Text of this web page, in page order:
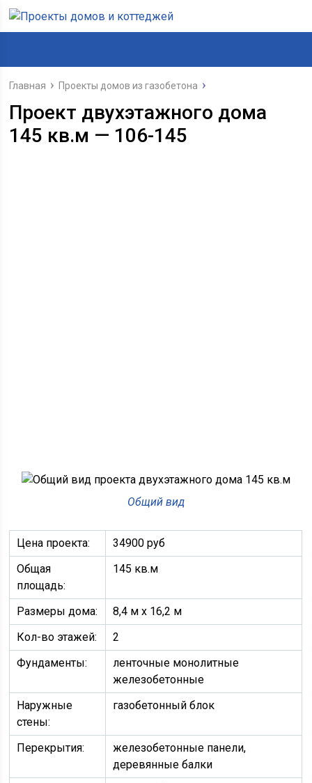
Главная Проекты домов из газобетона
Проект двухэтажного дома
145 кв.м — 106-145
Общий вид
Цена проекта:
34900 руб
Общая
площадь:
145 кв.м
Размеры дома:
8,4 м х 16,2 м
Кол-во этажей:
2
Фундаменты:
ленточные монолитные
железобетонные
Наружные
стены:
газобетонный блок
Перекрытия:
железобетонные панели,
деревянные балки